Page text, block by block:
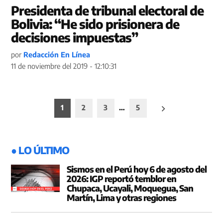
Presidenta de tribunal electoral de
Bolivia: “He sido prisionera de
decisiones impuestas”
por Redacción En Línea
11 de noviembre del 2019 - 12:10:31
Paginación
1 2 3 … 5
● LO ÚLTIMO
Sismos en el Perú hoy 6 de agosto del
2026: IGP reportó temblor en
Chupaca, Ucayali, Moquegua, San
Martín, Lima y otras regiones